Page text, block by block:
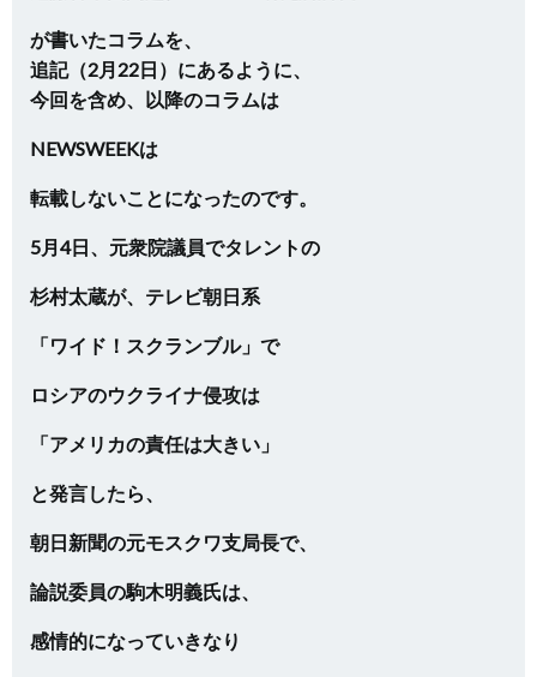
が書いたコラムを、
追記（2月22日）にあるように、
今回を含め、以降のコラムは
NEWSWEEKは
転載しないことになったのです。
5月4日、元衆院議員でタレントの
杉村太蔵が、テレビ朝日系
「ワイド！スクランブル」で
ロシアのウクライナ侵攻は
「アメリカの責任は大きい」
と発言したら、
朝日新聞の元モスクワ支局長で、
論説委員の駒木明義氏は、
感情的になっていきなり